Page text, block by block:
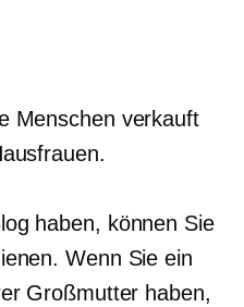
Menschen verkauft
haben, können Sie
Wenn Sie ein
Großmutter haben,